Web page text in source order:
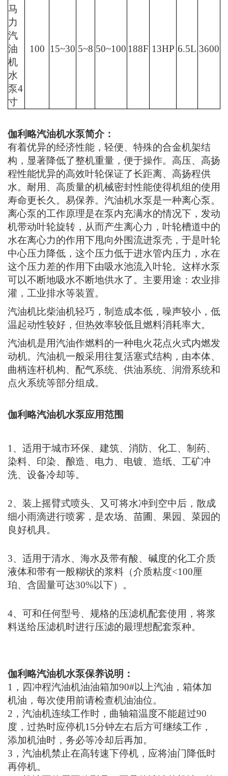
寿命更长久。易保养。汽油机水泵是一种离心泵。
离心泵的工作原理是在泵内充满水的情况下，发动
机带动叶轮旋转，从而产生离心力，叶轮槽道中的
水在离心力的作用下甩向外围流进泵壳，于是叶轮
中心压力降低，这个压力低于进水管内压力，水在
这个压力差的作用下由吸水池流入叶轮。这样水泵
可以不断地吸水不断地供水了。主要用途：农业排
灌，工业排水等装置。
温起动性较好，但热效率较低且燃料消耗率大。
汽油机是用汽油作燃料的一种电火花点火式内燃发
动机。汽油机一般采用往复活塞式结构，由本体、
曲柄连杆机构、配气系统、供油系统、润滑系统和
点火系统等部分组成。
伽利略汽油机水泵应用范围
1、适用于城市环保、建筑、消防、化工、制药、
染料、印染、酿造、电力、电镀、造纸、工矿冲
洗、设备冷却等。
2、装上摇臂式喷头、又可将水冲到空中后，散成
细小雨滴进行喷雾，是农场、苗圃、果园、菜园的
3、适用于清水、海水及带有酸、碱度的化工介质
液体和带有一般糊状的浆料（介质粘度<100厘
珀、含固量可达30%以下）。
4、可和任何型号、规格的压滤机配套使用，将浆
伽利略汽油机水泵保养说明：
机油，每次使用前请检查机油油位。
2，汽油机连续工作时，曲轴箱温度不能超过90
度，过热时应停机15分钟左右后方可继续工作，
3，汽油机禁止在高转速下停机，应将油门降低时
再停机。
4，机油要使用正确型号，正品的清洁的机油，汽
5，空滤器滤芯要定期检查，定期更换，脏滤芯要
用肥皂水清洗阴干后使用。
伽利略汽油机水泵为什么选择四冲程?
四冲程汽油机动力比二冲程汽油动力稳定可靠，不
易损坏。消耗汽油作为燃料。另外机油为润滑动力
配件。二冲程动力比较弱，是烧混合油（机油跟汽
油按比例的混合油）的，动力性能不稳定，容易出
现故障，售后比较麻烦。所以请选四冲程的汽油动